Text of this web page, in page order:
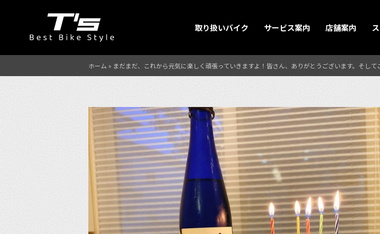
取り扱いバイク サービス案内 店舗案内
ホーム » まだまだ、これから元気に楽しく頑張っていきますよ！皆さん、ありがとうございます。そして